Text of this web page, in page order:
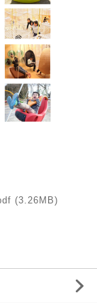
(3.26MB)